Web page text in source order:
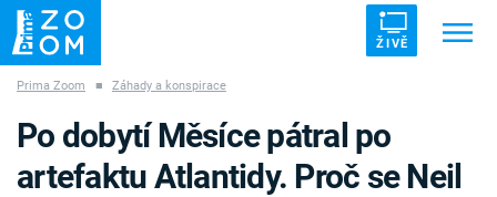
ŽIVĚ
ZÁHADY VETŘELCI DÁVNOVĚKU
Prima Zoom ■ Záhady a konspirace
Po dobytí Měsíce pátral po
artefaktu Atlantidy. Proč se Neil